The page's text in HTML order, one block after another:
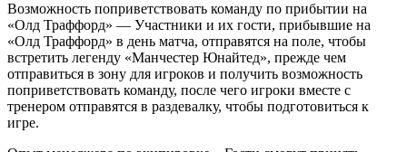
Возможность поприветствовать команду по прибытии на
«Олд Траффорд» — Участники и их гости, прибывшие на
«Олд Траффорд» в день матча, отправятся на поле, чтобы
встретить легенду «Манчестер Юнайтед», прежде чем
отправиться в зону для игроков и получить возможность
поприветствовать команду, после чего игроки вместе с
тренером отправятся в раздевалку, чтобы подготовиться к
игре.